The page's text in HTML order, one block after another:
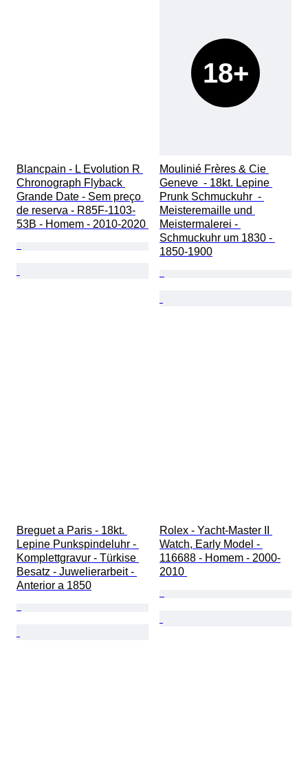
Blancpain - L Evolution R
Chronograph Flyback
Grande Date - Sem preço
de reserva - R85F-1103-
53B - Homem - 2010-2020
18+
Moulinié Frères & Cie
Geneve  - 18kt. Lepine
Prunk Schmuckuhr  -
Meisteremaille und
Meistermalerei -
Schmuckuhr um 1830 -
1850-1900
Breguet a Paris - 18kt.
Lepine Punkspindeluhr -
Komplettgravur - Türkise
Besatz - Juwelierarbeit -
Anterior a 1850
Rolex - Yacht-Master II
Watch, Early Model -
116688 - Homem - 2000-
2010